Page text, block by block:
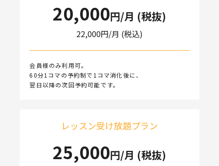
20,000円/月 (税抜)
22,000円/月 (税込)
会員様のみ利用可。
60分1コマの予約制で1コマ消化後に、
翌日以降の次回予約可能です。
レッスン受け放題プラン
25,000円/月 (税抜)